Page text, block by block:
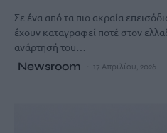
Σε ένα από τα πιο ακραία
έχουν καταγραφεί ποτέ στον
ανάρτησή του…
Newsroom 17 Απριλίου, 2026